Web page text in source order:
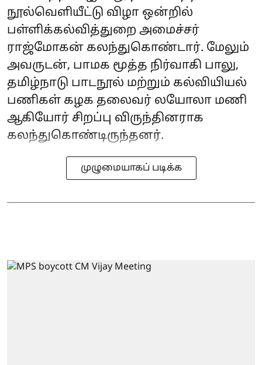
நூல்வெளியீட்டு விழா ஒன்றில்
பள்ளிக்கல்வித்துறை அமைச்சர்
ராஜ்மோகன் கலந்துகொண்டார். மேலும்
அவருடன், பாமக மூத்த நிர்வாகி பாலு,
தமிழ்நாடு பாடநூல் மற்றும் கல்வியியல்
பணிகள் கழக தலைவர் லயோலா மணி
ஆகியோர் சிறப்பு விருந்தினராக
கலந்துகொண்டிருந்தனர்.
முழுமையாகப் படிக்க